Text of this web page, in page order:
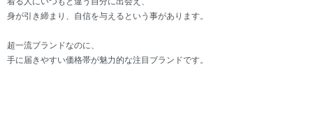
身が引き締まり、自信を与えるという事があります。
超一流ブランドなのに、
手に届きやすい価格帯が魅力的な注目ブランドです。